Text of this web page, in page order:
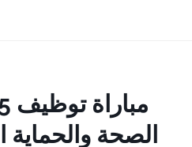
الصحة والحماية